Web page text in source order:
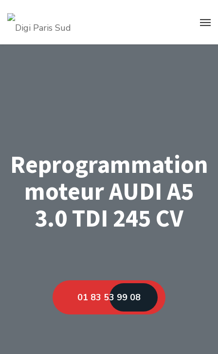
Reprogrammation
moteur AUDI A5
3.0 TDI 245 CV
01 83 53 99 08